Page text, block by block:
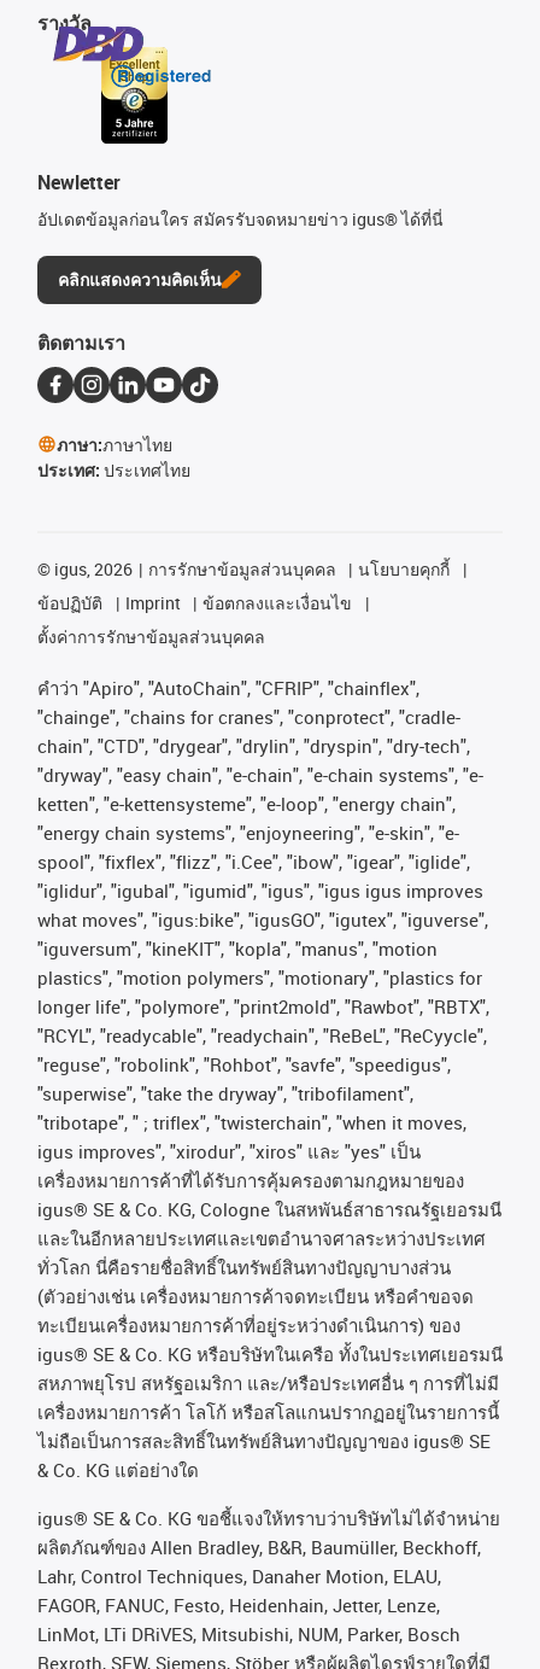
รางวัล
Newletter
อัปเดตข้อมูลก่อนใคร สมัครรับจดหมายข่าว igus® ได้ที่นี่
คลิกแสดงความคิดเห็น
ติดตามเรา
ภาษา:ภาษาไทย
ประเทศ: ประเทศไทย
© igus, 2026 การรักษาข้อมูลส่วนบุคคล
นโยบายคุกกี้
ข้อปฏิบัติ
Imprint
ข้อตกลงและเงื่อนไข
ตั้งค่าการรักษาข้อมูลส่วนบุคคล
คําว่า "Apiro", "AutoChain", "CFRIP", "chainflex",
"chainge", "chains for cranes", "conprotect", "cradle-
chain", "CTD", "drygear", "drylin", "dryspin", "dry-tech",
"dryway", "easy chain", "e-chain", "e-chain systems", "e-
ketten", "e-kettensysteme", "e-loop", "energy chain",
"energy chain systems", "enjoyneering", "e-skin", "e-
spool", "fixflex", "flizz", "i.Cee", "ibow", "igear", "iglide",
"iglidur", "igubal", "igumid", "igus", "igus igus improves
what moves", "igus:bike", "igusGO", "igutex", "iguverse",
"iguversum", "kineKIT", "kopla", "manus", "motion
plastics", "motion polymers", "motionary", "plastics for
longer life", "polymore", "print2mold", "Rawbot", "RBTX",
"RCYL", "readycable", "readychain", "ReBeL", "ReCyycle",
"reguse", "robolink", "Rohbot", "savfe", "speedigus",
"superwise", "take the dryway", "tribofilament",
"tribotape", " ; triflex", "twisterchain", "when it moves,
igus improves", "xirodur", "xiros" และ "yes" เป็น
เครื่องหมายการค้าที่ได้รับการคุ้มครองตามกฎหมายของ
igus® SE & Co. KG, Cologne ในสหพันธ์สาธารณรัฐเยอรมนี
และในอีกหลายประเทศและเขตอํานาจศาลระหว่างประเทศ
ทั่วโลก นี่คือรายชื่อสิทธิ์ในทรัพย์สินทางปัญญาบางส่วน
(ตัวอย่างเช่น เครื่องหมายการค้าจดทะเบียน หรือคำขอจด
ทะเบียนเครื่องหมายการค้าที่อยู่ระหว่างดำเนินการ) ของ
igus® SE & Co. KG หรือบริษัทในเครือ ทั้งในประเทศเยอรมนี
สหภาพยุโรป สหรัฐอเมริกา และ/หรือประเทศอื่น ๆ การที่ไม่มี
เครื่องหมายการค้า โลโก้ หรือสโลแกนปรากฏอยู่ในรายการนี้
ไม่ถือเป็นการสละสิทธิ์ในทรัพย์สินทางปัญญาของ igus® SE
& Co. KG แต่อย่างใด
igus® SE & Co. KG ขอชี้แจงให้ทราบว่าบริษัทไม่ได้จําหน่าย
ผลิตภัณฑ์ของ Allen Bradley, B&R, Baumüller, Beckhoff,
Lahr, Control Techniques, Danaher Motion, ELAU,
FAGOR, FANUC, Festo, Heidenhain, Jetter, Lenze,
LinMot, LTi DRiVES, Mitsubishi, NUM, Parker, Bosch
Rexroth, SEW, Siemens, Stöber หรือผู้ผลิตไดรฟ์รายใดที่มี